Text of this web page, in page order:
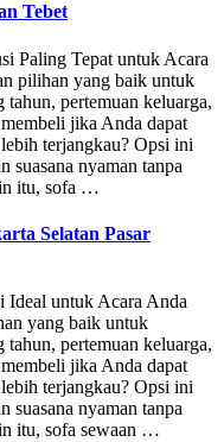
Tebet
Paling Tepat untuk Acara
pilihan yang baik untuk
tahun, pertemuan keluarga,
jika Anda dapat
terjangkau? Opsi ini
suasana nyaman tanpa
itu, sofa …
Selatan Pasar
Ideal untuk Acara Anda
yang baik untuk
tahun, pertemuan keluarga,
jika Anda dapat
terjangkau? Opsi ini
suasana nyaman tanpa
itu, sofa sewaan …